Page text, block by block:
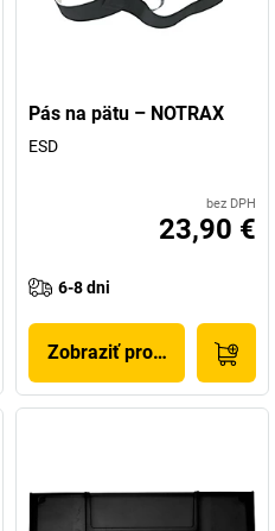
Pás na pätu – NOTRAX
ESD
bez DPH
23,90 €
6-8 dni
Zobraziť produkt